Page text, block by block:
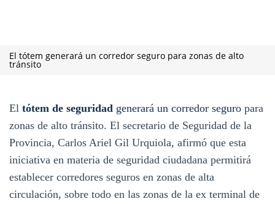
El tótem generará un corredor seguro para zonas de alto
tránsito
El tótem de seguridad generará un corredor seguro para
zonas de alto tránsito. El secretario de Seguridad de la
Provincia, Carlos Ariel Gil Urquiola, afirmó que esta
iniciativa en materia de seguridad ciudadana permitirá
establecer corredores seguros en zonas de alta
circulación, sobre todo en las zonas de la ex terminal de